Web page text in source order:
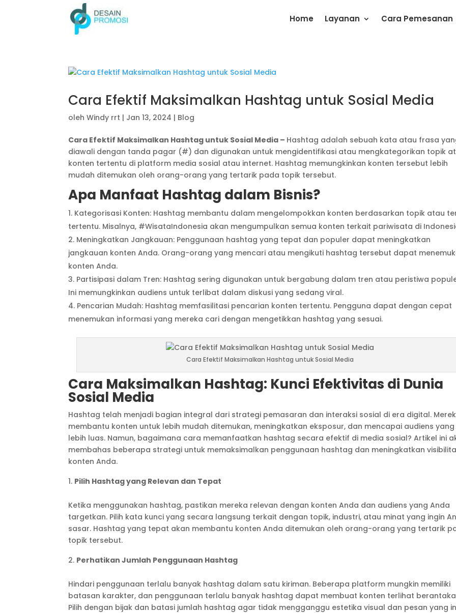
Home Layanan Cara Pemesanan
Cara Efektif Maksimalkan Hashtag untuk Sosial Media
olehWindy rrt | Jan 13, 2024 | Blog
Cara Efektif Maksimalkan Hashtag untuk Sosial Media – Hashtag adalah sebuah kata atau frasa
diawali dengan tanda pagar (#) dan digunakan untuk mengidentifikasi atau mengkategorikan topik
konten tertentu di platform media sosial atau internet. Hashtag memungkinkan konten tersebut lebih
mudah ditemukan oleh orang-orang yang tertarik pada topik tersebut.
Apa Manfaat Hashtag dalam Bisnis?
Kategorisasi Konten: Hashtag membantu dalam mengelompokkan konten berdasarkan topik atau
tertentu. Misalnya, #WisataIndonesia akan mengumpulkan semua konten terkait pariwisata di
Meningkatkan Jangkauan: Penggunaan hashtag yang tepat dan populer dapat meningkatkan
jangkauan konten Anda. Orang-orang yang mencari atau mengikuti hashtag tersebut dapat
konten Anda.
Partisipasi dalam Tren: Hashtag sering digunakan untuk bergabung dalam tren atau peristiwa
Ini memungkinkan audiens untuk terlibat dalam diskusi yang sedang viral.
Pencarian Mudah: Hashtag memfasilitasi pencarian konten tertentu. Pengguna dapat dengan cepat
menemukan informasi yang mereka cari dengan mengetikkan hashtag yang sesuai.
Cara Efektif Maksimalkan Hashtag untuk Sosial Media
Cara Maksimalkan Hashtag: Kunci Efektivitas di Dunia
Sosial Media
Hashtag telah menjadi bagian integral dari strategi pemasaran dan interaksi sosial di era digital.
membantu konten untuk lebih mudah ditemukan, meningkatkan eksposur, dan mencapai audiens yang
lebih luas. Namun, bagaimana cara memanfaatkan hashtag secara efektif di media sosial? Artikel ini
membahas beberapa strategi untuk memaksimalkan penggunaan hashtag dan meningkatkan
konten Anda.
Pilih Hashtag yang Relevan dan Tepat
Ketika menggunakan hashtag, pastikan mereka relevan dengan konten Anda dan audiens yang Anda
targetkan. Pilih kata kunci yang secara langsung terkait dengan topik, industri, atau minat yang ingin
sasar. Hashtag yang tepat akan membantu konten Anda ditemukan oleh orang-orang yang tertarik
topik tersebut.
Perhatikan Jumlah Penggunaan Hashtag
Hindari penggunaan terlalu banyak hashtag dalam satu kiriman. Beberapa platform mungkin memiliki
batasan karakter, dan penggunaan terlalu banyak hashtag dapat membuat konten terlihat
Pilih dengan bijak dan batasi jumlah hashtag agar tidak mengganggu estetika visual dan pesan yang